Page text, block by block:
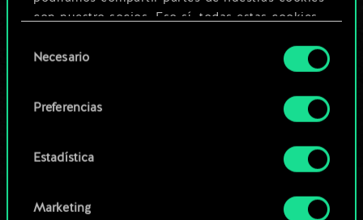
con nuestro socios. Eso sí, todas estas cookies
Encontrarás todos los detalles sobre nuestro uso
preferencias al respecto en el menú «Ajustes» de
deNecesario
Preferencias
Estadística
Marketing
Editar baraja
Explorar las barajas de la